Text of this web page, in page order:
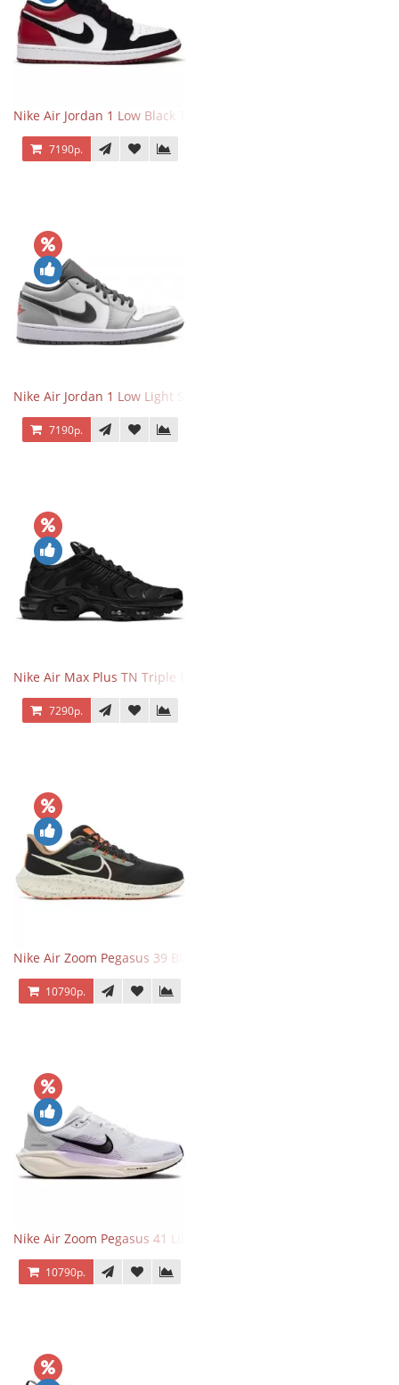
Nike Air Jordan 1 Low Black Toe
7190р.
Nike Air Jordan 1 Low Light Smoke Grey
7190р.
Nike Air Max Plus TN Triple Black
7290р.
Nike Air Zoom Pegasus 39 Black White Orange
10790р.
Nike Air Zoom Pegasus 41 Lilac Bloom
10790р.